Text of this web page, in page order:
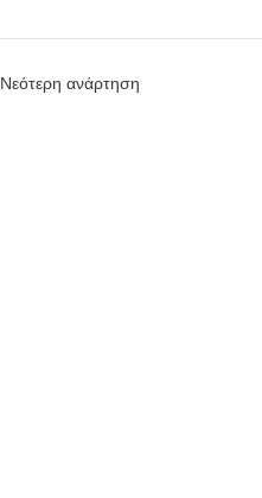
Νεότερη ανάρτηση